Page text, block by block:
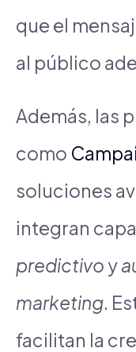
que el
al público
Además, las
como
soluciones
integran
predictivo y
marketing.
facilitan la